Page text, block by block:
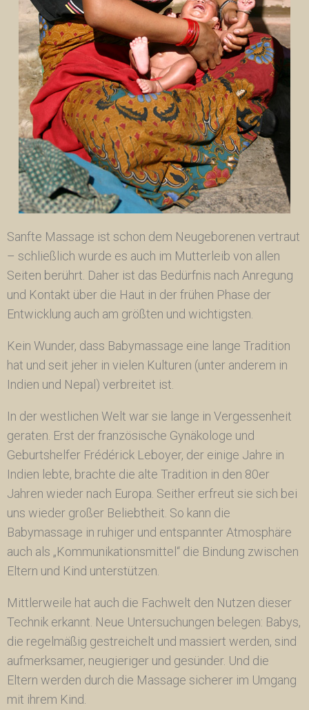
Sanfte Massage ist schon dem Neugeborenen vertraut
– schließlich wurde es auch im Mutterleib von allen
Seiten berührt. Daher ist das Bedürfnis nach Anregung
und Kontakt über die Haut in der frühen Phase der
Entwicklung auch am größten und wichtigsten.
Kein Wunder, dass Babymassage eine lange Tradition
hat und seit jeher in vielen Kulturen (unter anderem in
Indien und Nepal) verbreitet ist.
In der westlichen Welt war sie lange in Vergessenheit
geraten. Erst der französische Gynäkologe und
Geburtshelfer Frédérick Leboyer, der einige Jahre in
Indien lebte, brachte die alte Tradition in den 80er
Jahren wieder nach Europa. Seither erfreut sie sich bei
uns wieder großer Beliebtheit. So kann die
Babymassage in ruhiger und entspannter Atmosphäre
auch als „Kommunikationsmittel“ die Bindung zwischen
Eltern und Kind unterstützen.
Mittlerweile hat auch die Fachwelt den Nutzen dieser
Technik erkannt. Neue Untersuchungen belegen: Babys,
die regelmäßig gestreichelt und massiert werden, sind
aufmerksamer, neugieriger und gesünder. Und die
Eltern werden durch die Massage sicherer im Umgang
mit ihrem Kind.